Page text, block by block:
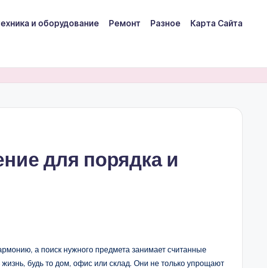
и оборудование Ремонт Разное Карта Сайта
для порядка и
а поиск нужного предмета занимает считанные
будь то дом, офис или склад. Они не только упрощают